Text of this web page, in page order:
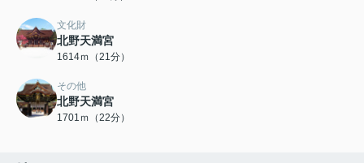
文化財
北野天満宮
1614ｍ（21分）
その他
北野天満宮
1701ｍ（22分）